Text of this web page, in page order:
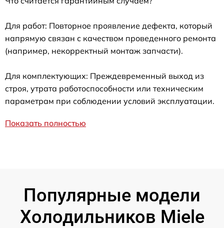
Для работ: Повторное проявление дефекта, который
напрямую связан с качеством проведенного ремонта
(например, некорректный монтаж запчасти).
Для комплектующих: Преждевременный выход из
строя, утрата работоспособности или техническим
параметрам при соблюдении условий эксплуатации.
Показать полностью
Популярные модели
Холодильников Miele